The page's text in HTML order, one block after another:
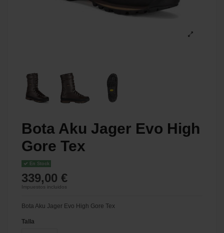
Bota Aku Jager Evo High
Gore Tex
En Stock
339,00 €
Impuestos incluidos
Bota Aku Jager Evo High Gore Tex
Talla